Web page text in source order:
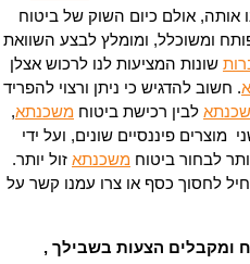
אותה, אולם כיום השוק של ביטוח
ומשוכלל, ומומלץ לבצע השוואת
שונות המציעות לנו לרכוש אצלן
. חשוב להדגיש כי ניתן ורצוי להפריד
לבין רכישת ביטוח משכנתא,
מוצרים פיננסיים שונים, ועל ידי
לבחור ביטוח משכנתא זול יותר.
לחסוך כסף או צרו עמנו קשר על
ומקבלים הצעות בשבילך ,